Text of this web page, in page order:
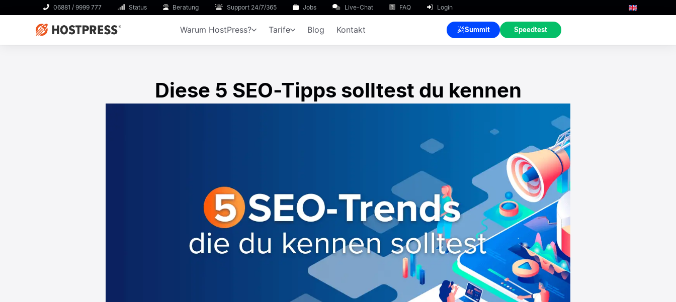
06881 / 9999 777 Status Beratung Support 24/7/365 Jobs Live-Chat FAQ Login
Warum HostPress? Tarife Blog Kontakt Summit Speedtest
Diese 5 SEO-Tipps solltest du kennen